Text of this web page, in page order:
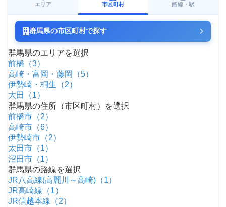
エリア 市区町村 路線・駅
群馬県の市区町村で探す
群馬県のエリアを選択
前橋（3）
高崎・富岡・藤岡（5）
伊勢崎・桐生（2）
大田（1）
群馬県の住所（市区町村）を選択
前橋市（2）
高崎市（6）
伊勢崎市（2）
太田市（1）
沼田市（1）
群馬県の路線を選択
JR八高線(高麗川～高崎)（1）
JR高崎線（1）
JR信越本線（2）